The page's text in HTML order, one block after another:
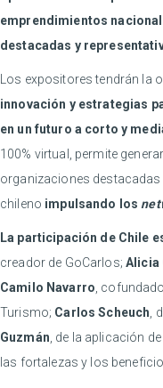
emprendimientos
destacadas y
Los expositores tendrán la
innovación y estrategias
en un futuro a corto y
100% virtual, permite
organizaciones
chileno impulsando los
La participación de Chile
creador de GoCarlos; Alicia
Camilo Navarro ,
Turismo; Carlos Scheuch ,
Guzmán , de la aplicación
las fortalezas y los